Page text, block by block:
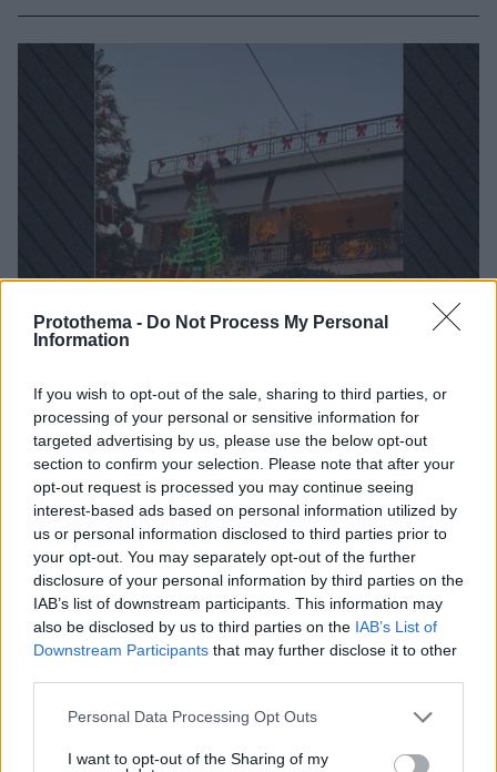
Protothema - Do Not Process My Personal
Information
If you wish to opt-out of the sale, sharing to third parties, or
processing of your personal or sensitive information for
targeted advertising by us, please use the below opt-out
section to confirm your selection. Please note that after your
opt-out request is processed you may continue seeing
interest-based ads based on personal information utilized by
us or personal information disclosed to third parties prior to
your opt-out. You may separately opt-out of the further
disclosure of your personal information by third parties on the
IAB’s list of downstream participants. This information may
also be disclosed by us to third parties on the IAB’s List of
Downstream Participants that may further disclose it to other
Please note that this website/app uses one or more Google
not limited to your visit or usage behaviour. You may click to
Personal Data Processing Opt Outs
I want to opt-out of the Sharing of my
Σπίτια υπερπαραγωγή με χιλιάδες χριστουγεννιάτικα
λαμπάκια στη Λιβαδειά έγιναν viral στο TikTok, δείτε
βίντεο
Ορισμένοι κάτοικοι έχουν ήδη ανεβάσει πολύ ψηλά
τον πήχη των χριστουγεννιάτικων στολισμών
26.11.2025, 12:53 1